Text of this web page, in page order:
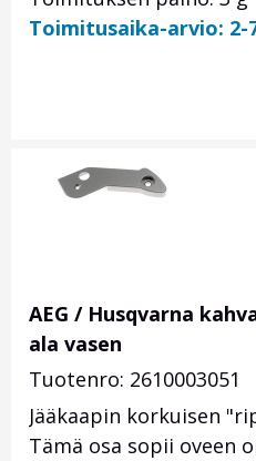
Toimitusaika-arvio: 2-
AEG / Husqvarna
ala vasen
Tuotenro: 2610003051
Jääkaapin korkuisen
Tämä osa sopii oveen